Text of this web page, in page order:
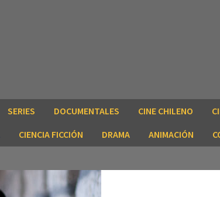
SERIES DOCUMENTALES CINE CHILENO
CIENCIA FICCIÓN DRAMA ANIMACIÓN